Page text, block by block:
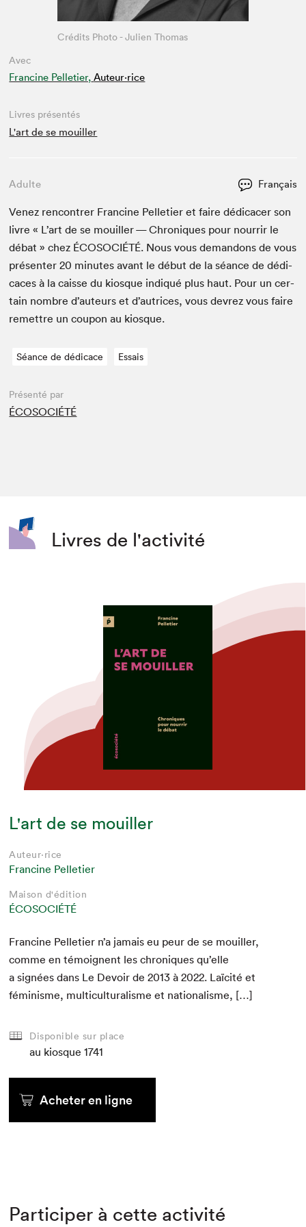
Avec
Francine Pelletier, Auteur·rice
Crédits Photo - Julien Thomas
Livres présentés
L'art de se mouiller
Adulte Français
Venez ren­con­tr­er Francine Pel­leti­er et faire dédi­cac­er son
livre « L’art de se mouiller — Chroniques pour nour­rir le
débat » chez ÉCOSO­CIÉTÉ. Nous vous deman­dons de vous
présen­ter20 min­utes avant le début de la séance de dédi­
caces à la caisse du kiosque indiqué plus haut. Pour un cer­
tain nom­bre d’auteurs et d’autrices, vous devrez vous faire
remet­tre un coupon au kiosque.
Séance de dédicace Essais
Présenté par
ÉCOSOCIÉTÉ
Livres de l'activité
L'art de se mouiller
Auteur·rice
Francine Pelletier
Maison d'édition
ÉCOSOCIÉTÉ
Francine Pel­leti­er n’a jamais eu peur de se mouiller,
comme en témoignent les chroniques qu’elle
a signées dans Le Devoir de2013 à2022. Laïc­ité et
fémin­isme, mul­ti­cul­tur­al­isme et nationalisme, […]
Disponible sur place
au kiosque 1741
Acheter en ligne
Participer à cette activité